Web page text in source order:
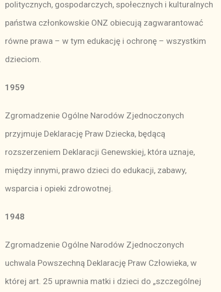
politycznych, gospodarczych, społecznych i kulturalnych
państwa członkowskie ONZ obiecują zagwarantować
równe prawa – w tym edukację i ochronę – wszystkim
dzieciom.
1959
Zgromadzenie Ogólne Narodów Zjednoczonych
przyjmuje Deklarację Praw Dziecka, będącą
rozszerzeniem Deklaracji Genewskiej, która uznaje,
między innymi, prawo dzieci do edukacji, zabawy,
wsparcia i opieki zdrowotnej.
1948
Zgromadzenie Ogólne Narodów Zjednoczonych
uchwala Powszechną Deklarację Praw Człowieka, w
której art. 25 uprawnia matki i dzieci do „szczególnej